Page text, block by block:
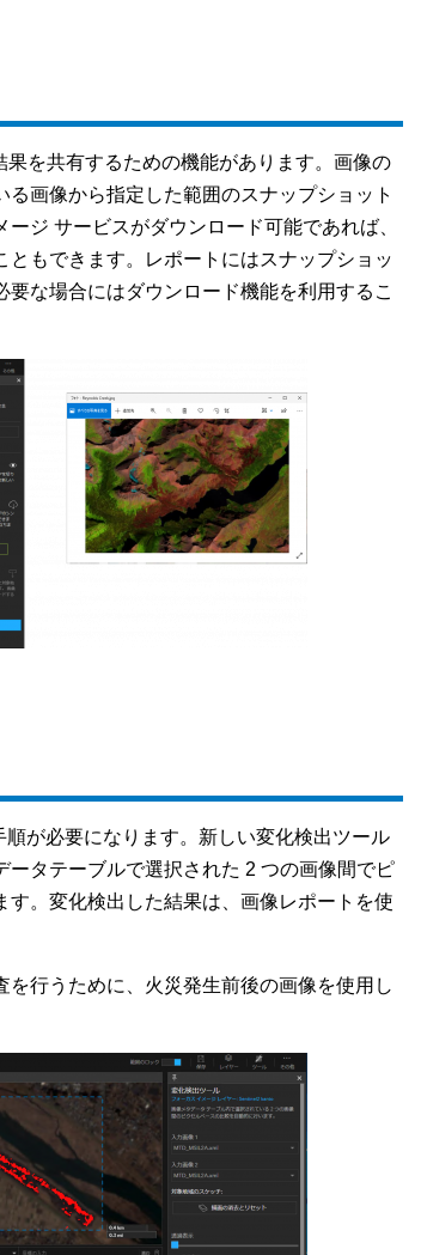
を共有するための機能があります。画像の
画像から指定した範囲のスナップショット
ジ サービスがダウンロード可能であれば、
もできます。レポートにはスナップショッ
な場合にはダウンロード機能を利用するこ
が必要になります。新しい変化検出ツール
ータテーブルで選択された 2 つの画像間でピ
。変化検出した結果は、画像レポートを使
行うために、火災発生前後の画像を使用し